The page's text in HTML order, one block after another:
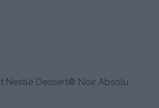
Dessert® Noir Absolu